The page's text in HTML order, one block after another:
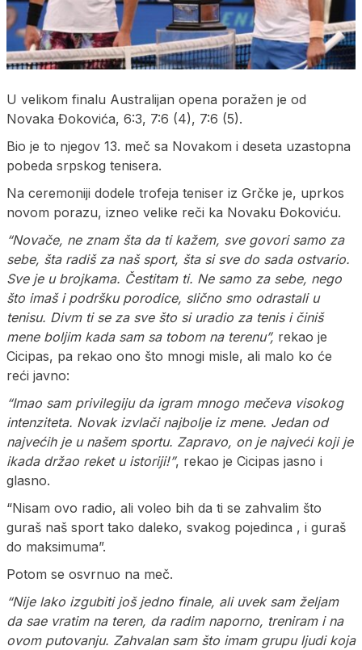
U velikom finalu Australijan opena poražen je od
Novaka Đokovića, 6:3, 7:6 (4), 7:6 (5).
Bio je to njegov 13. meč sa Novakom i deseta uzastopna
pobeda srpskog tenisera.
Na ceremoniji dodele trofeja teniser iz Grčke je, uprkos
novom porazu, izneo velike reči ka Novaku Đokoviću.
“Novače, ne znam šta da ti kažem, sve govori samo za
sebe, šta radiš za naš sport, šta si sve do sada ostvario.
Sve je u brojkama. Čestitam ti. Ne samo za sebe, nego
što imaš i podršku porodice, slično smo odrastali u
tenisu. Divm ti se za sve što si uradio za tenis i činiš
mene boljim kada sam sa tobom na terenu”, rekao je
Cicipas, pa rekao ono što mnogi misle, ali malo ko će
reći javno:
“Imao sam privilegiju da igram mnogo mečeva visokog
intenziteta. Novak izvlači najbolje iz mene. Jedan od
najvećih je u našem sportu. Zapravo, on je najveći koji je
ikada držao reket u istoriji!”, rekao je Cicipas jasno i
glasno.
“Nisam ovo radio, ali voleo bih da ti se zahvalim što
guraš naš sport tako daleko, svakog pojedinca , i guraš
do maksimuma”.
Potom se osvrnuo na meč.
“Nije lako izgubiti još jedno finale, ali uvek sam željam
da sae vratim na teren, da radim naporno, treniram i na
ovom putovanju. Zahvalan sam što imam grupu ljudi koja